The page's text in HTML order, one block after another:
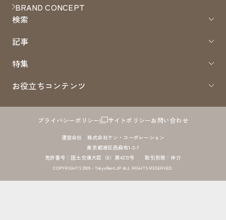
BRAND CONCEPT
検索
記事
特集
お役立ちコンテンツ
プライバシーポリシー サイトポリシーお問い合わせ
運営会社 株式会社ケン・コーポレーション
東京都港区西麻布1-2-7
免許番号：国土交通大臣（8）第4372号 取引形態：仲介
COPYRIGHTS 2005 - TokyoRent.JP ALL RIGHTS RESERVED.